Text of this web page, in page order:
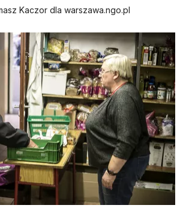
Kaczor dla warszawa.ngo.pl